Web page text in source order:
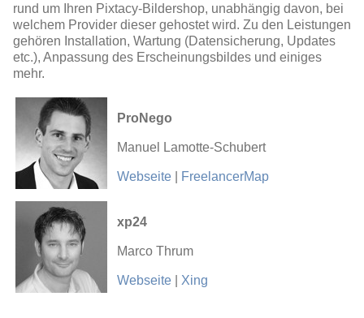
rund um Ihren Pixtacy-Bildershop, unabhängig davon, bei
welchem Provider dieser gehostet wird. Zu den Leistungen
gehören Installation, Wartung (Datensicherung, Updates
etc.), Anpassung des Erscheinungsbildes und einiges
mehr.
ProNego
Manuel Lamotte-Schubert
Webseite FreelancerMap
xp24
Marco Thrum
Webseite Xing